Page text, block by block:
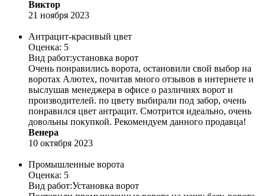
Виктор
21 ноября 2023
Антрацит-красивый цвет
Оценка: 5
Вид работ:установка ворот
Очень понравились ворота, остановили свой выбор на
воротах Алютех, почитав много отзывов в интернете и
выслушав менеджера в офисе о различиях ворот и
производителей. по цвету выбирали под забор, очень
понравился цвет антрацит. Смотрится идеально, очень
довольны покупкой. Рекомендуем данного продавца!
Венера
10 октября 2023
Промышленные ворота
Оценка: 5
Вид работ:Установка ворот